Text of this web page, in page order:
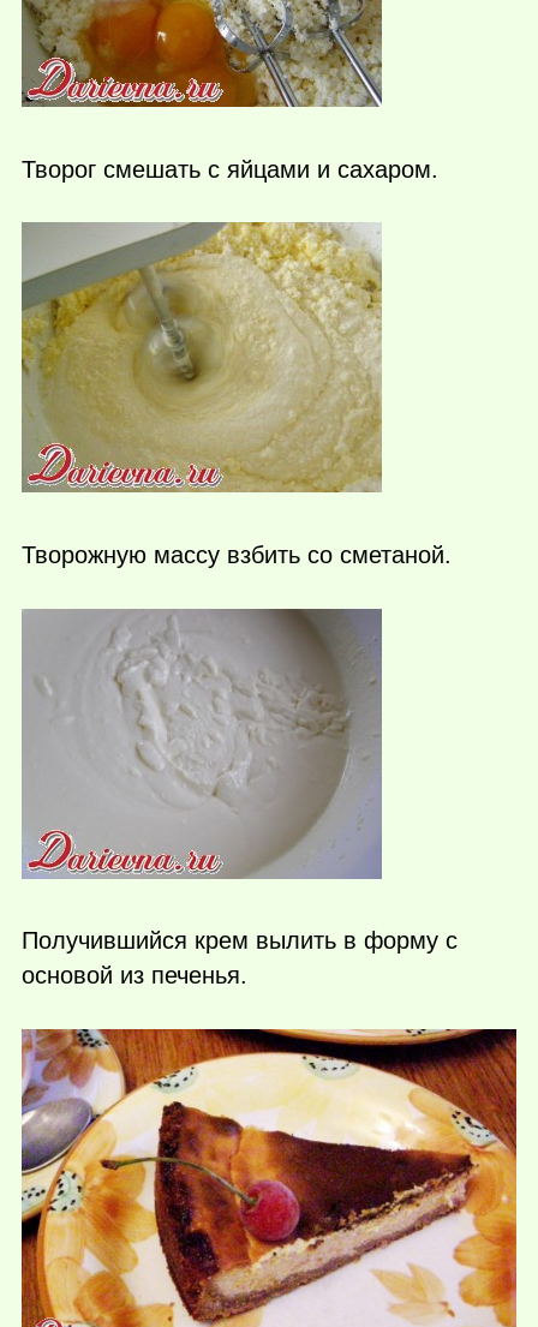
Творог смешать с яйцами и сахаром.
Творожную массу взбить со сметаной.
Получившийся крем вылить в форму с
основой из печенья.